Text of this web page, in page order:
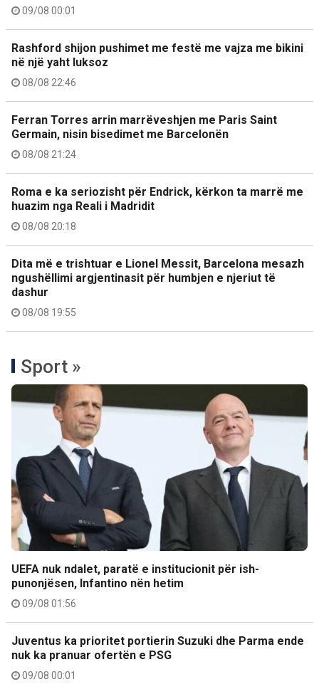
09/08 00:01
Rashford shijon pushimet me festë me vajza me bikini
në një yaht luksoz
08/08 22:46
Ferran Torres arrin marrëveshjen me Paris Saint
Germain, nisin bisedimet me Barcelonën
08/08 21:24
Roma e ka seriozisht për Endrick, kërkon ta marrë me
huazim nga Reali i Madridit
08/08 20:18
Dita më e trishtuar e Lionel Messit, Barcelona mesazh
ngushëllimi argjentinasit për humbjen e njeriut të
dashur
08/08 19:55
Sport »
UEFA nuk ndalet, paratë e institucionit për ish-
punonjësen, Infantino nën hetim
09/08 01:56
Juventus ka prioritet portierin Suzuki dhe Parma ende
nuk ka pranuar ofertën e PSG
09/08 00:01